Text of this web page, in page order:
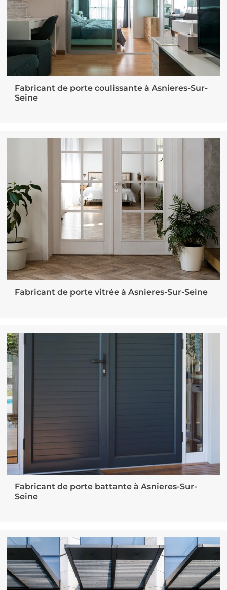
Fabricant de porte coulissante à Asnieres-Sur-
Seine
Fabricant de porte vitrée à Asnieres-Sur-Seine
Fabricant de porte battante à Asnieres-Sur-
Seine